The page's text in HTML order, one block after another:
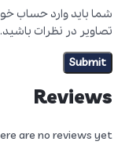
Reviews
are no reviews yet.
شما باید وارد حساب
تصاویر در نظرات باشید.